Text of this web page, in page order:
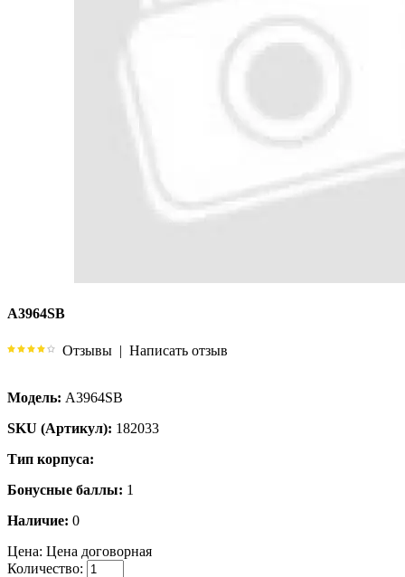
A3964SB
Отзывы | Написать отзыв
Модель: A3964SB
SKU (Артикул): 182033
Тип корпуса:
Бонусные баллы: 1
Наличие: 0
Цена: Цена договорная
Количество: